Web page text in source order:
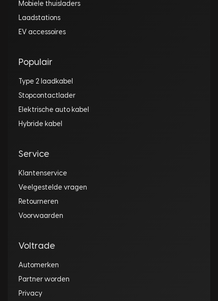
Mobiele thuisladers
Laadstations
EV accessoires
Populair
Type 2 laadkabel
Stopcontactlader
Elektrische auto kabel
Hybride kabel
Service
Klantenservice
Veelgestelde vragen
Retourneren
Voorwaarden
Voltrade
Automerken
Partner worden
Privacy